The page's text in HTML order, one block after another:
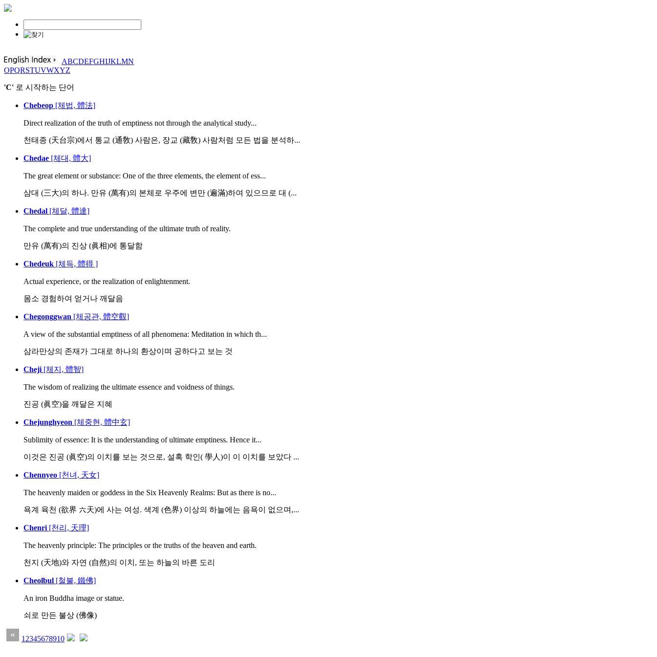
ABCDEFGHIJKLMN
OPQRSTUVWXYZ
'C' 로 시작하는 단어
Chebeop [체법, 體法]
Direct realization of the truth of emptiness not through the analytical study...
천태종 (天台宗)에서 통교 (通敎) 사람은, 장교 (藏敎) 사람처럼 모든 법을 분석하...
Chedae [체대, 體大]
The great element or substance: One of the three elements, the element of ess...
삼대 (三大)의 하나. 만유 (萬有)의 본체로 우주에 변만 (遍滿)하여 있으므로 대 (...
Chedal [체달, 體達]
The complete and true understanding of the ultimate truth of reality.
만유 (萬有)의 진상 (眞相)에 통달함
Chedeuk [체득, 體得 ]
Actual experience, or the realization of enlightenment.
몸소 경험하여 얻거나 깨달음
Chegonggwan [체공관, 體空觀]
A view of the substantial emptiness of all phenomena: Meditation in which th...
삼라만상의 존재가 그대로 하나의 환상이며 공하다고 보는 것
Cheji [체지, 體智]
The wisdom of realizing the ultimate essence and voidness of things.
진공 (眞空)을 깨달은 지혜
Chejunghyeon [체중현, 體中玄]
Sublimity of essence: It is the understanding of ultimate emptiness. Hence it...
이것은 진공 (眞空)의 이치를 보는 것으로, 설혹 학인( 學人)이 이 이치를 보았다 ...
Chennyeo [천녀, 天女]
The heavenly maiden or goddess in the Six Heavenly Realms: But as there is no...
욕계 육천 (欲界 六天)에 사는 여성. 색계 (色界) 이상의 하늘에는 음욕이 없으며,...
Chenri [천리, 天理]
The heavenly principle: The principles or the truths of the heaven and earth.
천지 (天地)와 자연 (自然)의 이치, 또는 하늘의 바른 도리
Cheolbul [철불, 鐵佛]
An iron Buddha image or statue.
쇠로 만든 불상 (佛像)
1 2345678910